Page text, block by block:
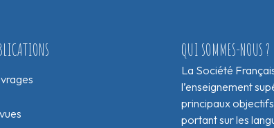
QUI SOMMES-NOUS ?
La Société
l’enseignement
principaux
portant sur les